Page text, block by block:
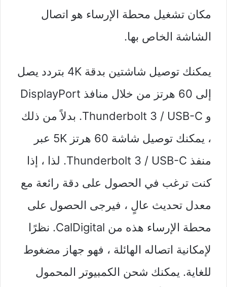
مكان تشغيل محطة الإرساء هو اتصال
الشاشة الخاص بها.
يمكنك توصيل شاشتين بدقة 4K بتردد يصل
إلى 60 هرتز من خلال منافذ DisplayPort
و Thunderbolt 3 / USB-C. بدلاً من ذلك
، يمكنك توصيل شاشة 60 هرتز 5K عبر
منفذ Thunderbolt 3 / USB-C. لذا ، إذا
كنت ترغب في الحصول على دقة رائعة مع
معدل تحديث عالٍ ، فيرجى الحصول على
محطة الإرساء هذه من CalDigital. نظرًا
لإمكانية اتصاله الهائلة ، فهو جهاز مضغوط
للغاية. يمكنك شحن الكمبيوتر المحمول